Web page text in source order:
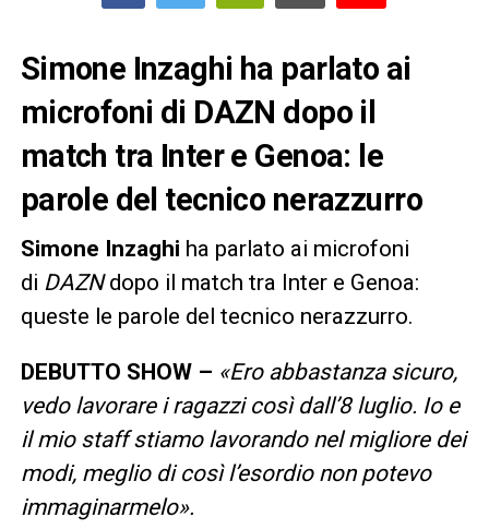
Simone Inzaghi ha parlato ai
microfoni di DAZN dopo il
match tra Inter e Genoa: le
parole del tecnico nerazzurro
Simone Inzaghi ha parlato ai microfoni
di DAZNdopo il match tra Inter e Genoa:
queste le parole del tecnico nerazzurro.
DEBUTTO SHOW – «Ero abbastanza sicuro,
vedo lavorare i ragazzi così dall’8 luglio. Io e
il mio staff stiamo lavorando nel migliore dei
modi, meglio di così l’esordio non potevo
immaginarmelo».